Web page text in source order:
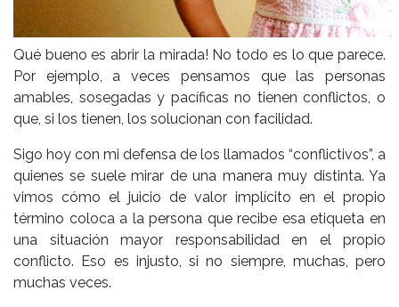
Qué bueno es abrir la mirada! No todo es lo que parece.
Por ejemplo, a veces pensamos que las personas
amables, sosegadas y pacíficas no tienen conflictos, o
que, si los tienen, los solucionan con facilidad.
Sigo hoy con mi defensa de los llamados “conflictivos”, a
quienes se suele mirar de una manera muy distinta. Ya
vimos cómo el juicio de valor implícito en el propio
término coloca a la persona que recibe esa etiqueta en
una situación mayor responsabilidad en el propio
conflicto. Eso es injusto, si no siempre, muchas, pero
muchas veces.